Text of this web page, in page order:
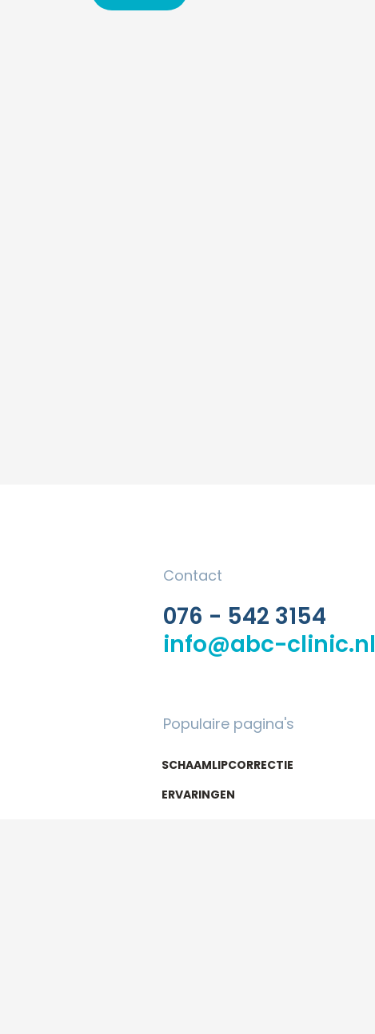
Contact
076 - 542 3154
info@abc-clinic.nl
Populaire pagina's
SCHAAMLIPCORRECTIE
ERVARINGEN